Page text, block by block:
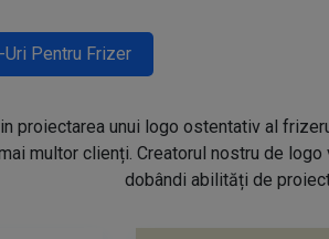
Uri Pentru Frizer
proiectarea unui logo ostentativ al
multor clienți. Creatorul nostru de
dobândi abilități de